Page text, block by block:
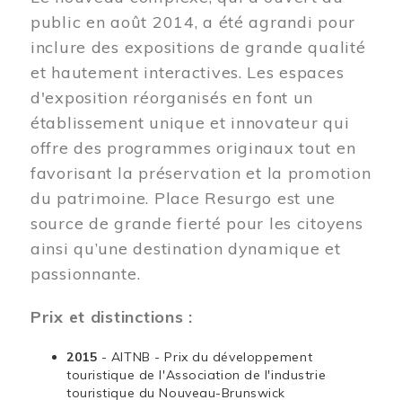
public en août 2014, a été agrandi pour
inclure des expositions de grande qualité
et hautement interactives. Les espaces
d'exposition réorganisés en font un
établissement unique et innovateur qui
offre des programmes originaux tout en
favorisant la préservation et la promotion
du patrimoine. Place Resurgo est une
source de grande fierté pour les citoyens
ainsi qu’une destination dynamique et
passionnante.
Prix et distinctions :
2015 - AITNB - Prix du développement
touristique de l'Association de l'industrie
touristique du Nouveau-Brunswick